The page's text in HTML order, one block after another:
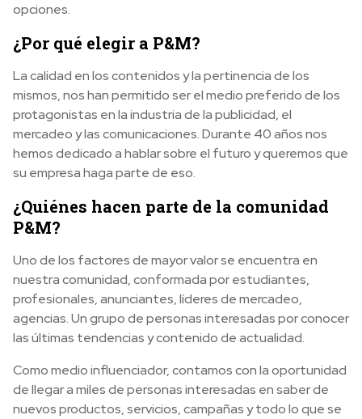
opciones.
¿Por qué elegir a P&M?
La calidad en los contenidos y la pertinencia de los
mismos, nos han permitido ser el medio preferido de los
protagonistas en la industria de la publicidad, el
mercadeo y las comunicaciones. Durante 40 años nos
hemos dedicado a hablar sobre el futuro y queremos que
su empresa haga parte de eso.
¿Quiénes hacen parte de la comunidad
P&M?
Uno de los factores de mayor valor se encuentra en
nuestra comunidad, conformada por estudiantes,
profesionales, anunciantes, líderes de mercadeo,
agencias. Un grupo de personas interesadas por conocer
las últimas tendencias y contenido de actualidad.
Como medio influenciador, contamos con la oportunidad
de llegar a miles de personas interesadas en saber de
nuevos productos, servicios, campañas y todo lo que se